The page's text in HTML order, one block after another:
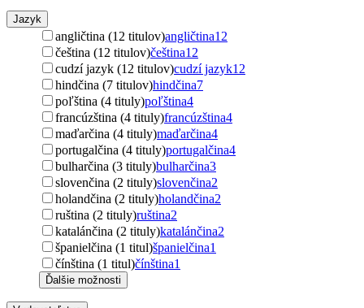
Jazyk
angličtina (12 titulov)angličtina12
čeština (12 titulov)čeština12
cudzí jazyk (12 titulov)cudzí jazyk12
hindčina (7 titulov)hindčina7
poľština (4 tituly)poľština4
francúzština (4 tituly)francúzština4
maďarčina (4 tituly)maďarčina4
portugalčina (4 tituly)portugalčina4
bulharčina (3 tituly)bulharčina3
slovenčina (2 tituly)slovenčina2
holandčina (2 tituly)holandčina2
ruština (2 tituly)ruština2
katalánčina (2 tituly)katalánčina2
španielčina (1 titul)španielčina1
čínština (1 titul)čínština1
Ďalšie možnosti